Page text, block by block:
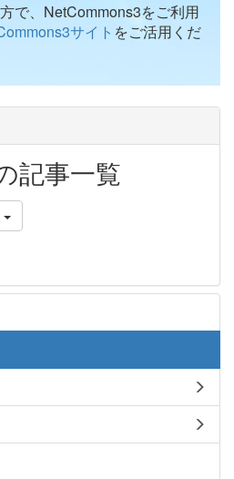
で、NetCommons3をご利用
サイト をご活用くだ
記事一覧